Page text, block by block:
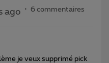
ago 6 commentaires
je veux supprimé pick